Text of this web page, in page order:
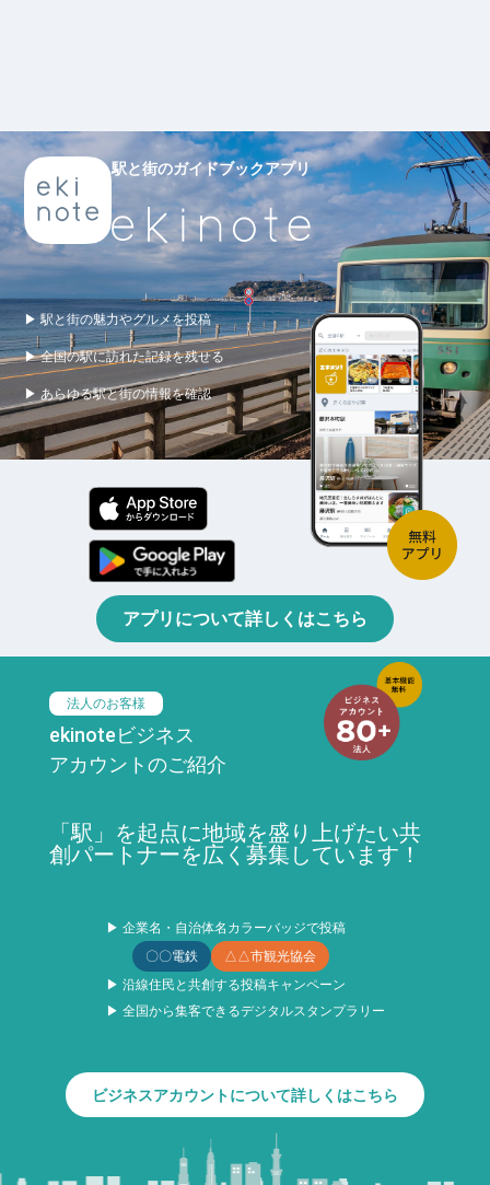
駅と街のガイドブックアプリ
▶ 駅と街の魅力やグルメを投稿
▶ 全国の駅に訪れた記録を残せる
▶ あらゆる駅と街の情報を確認
アプリについて詳しくはこちら
法人のお客様
ekinoteビジネス
アカウントのご紹介
「駅」を起点に地域を盛り上げたい共
創パートナーを広く募集しています！
▶ 企業名・自治体名カラーバッジで投稿
〇〇電鉄
△△市観光協会
▶ 沿線住民と共創する投稿キャンペーン
▶ 全国から集客できるデジタルスタンプラリー
ビジネスアカウントについて詳しくはこちら